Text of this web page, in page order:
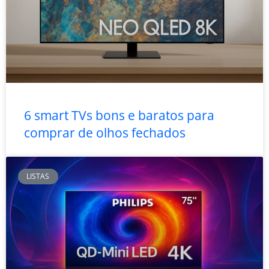
6 smart TVs bons e baratos para
comprar de olhos fechados
LISTAS